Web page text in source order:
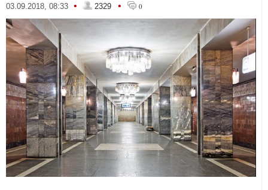
03.09.2018, 08:33 • 2329 • 0